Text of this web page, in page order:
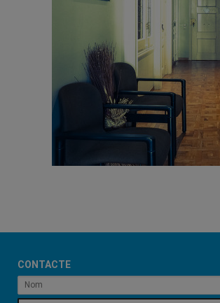
CONTACTE